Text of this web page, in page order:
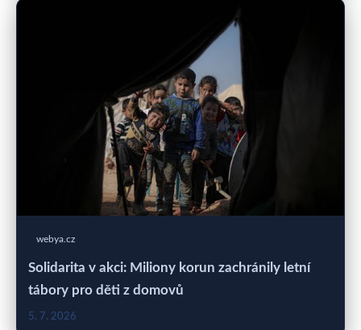
webya.cz
Solidarita v akci: Miliony korun zachránily letní
tábory pro děti z domovů
5. 7. 2026